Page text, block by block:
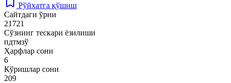
Рўйхатга қўшиш
Сайтдаги ўрни
21721
Сўзнинг тескари ёзилиши
пдтмзў
Ҳарфлар сони
6
Кўришлар сони
209